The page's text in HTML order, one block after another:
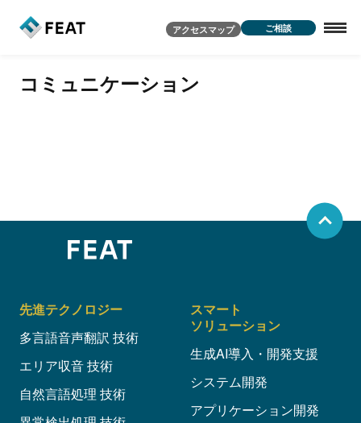
アクセスマップ ご相談
コミュニケーション
先進テクノロジー
多言語音声翻訳 技術
エリア収音 技術
自然言語処理 技術
スマート
ソリューション
生成AI導入・開発支援
システム開発
アプリケーション開発